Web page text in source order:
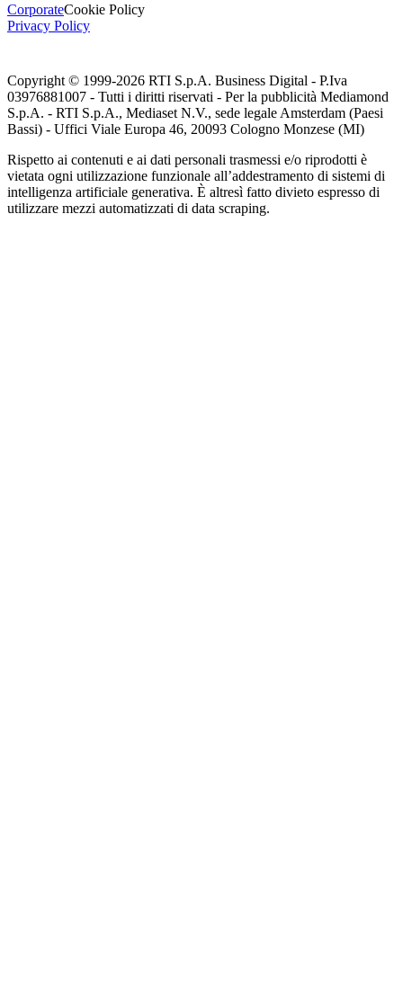
CorporateCookie Policy
Privacy Policy
Copyright © 1999-2026 RTI S.p.A. Business Digital - P.Iva
03976881007 - Tutti i diritti riservati - Per la pubblicità Mediamond
S.p.A. - RTI S.p.A., Mediaset N.V., sede legale Amsterdam (Paesi
Bassi) - Uffici Viale Europa 46, 20093 Cologno Monzese (MI)
Rispetto ai contenuti e ai dati personali trasmessi e/o riprodotti è
vietata ogni utilizzazione funzionale all’addestramento di sistemi di
intelligenza artificiale generativa. È altresì fatto divieto espresso di
utilizzare mezzi automatizzati di data scraping.